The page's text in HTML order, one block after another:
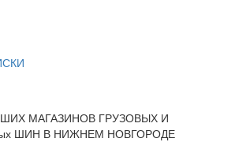
МАГАЗИНОВ ГРУЗОВЫХ И
ШИН В НИЖНЕМ НОВГОРОДЕ